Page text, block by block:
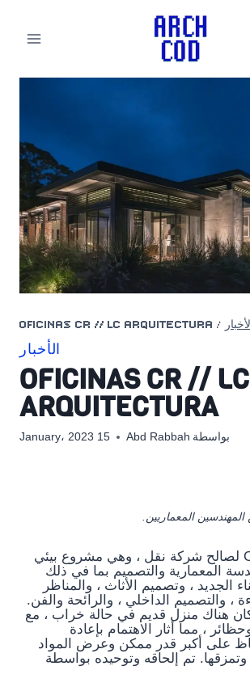
/
OFICINAS CR // LC ARQUITECTURA
الأخبار
OFICINAS CR // LC
ARQUITECTURA
بواسطة Abd Rabbah 15 January، 2023
المعماريين.
تم بناء مكاتب CR لصالح شركة نقل ، وهي مشروع بيئي
المعمارية والتصميم بما في ذلك
الجديد ، وتصميم الأثاث ، والمناظر
، والتصميم الداخلي ، والرائحة والفن.
هناك منزل قديم في حالة خراب ، مع
، مما أثار الاهتمام بإعادة
على أكبر قدر ممكن وعرض المواد
وتمزقها. تم إلحاقه وتوحيده بواسطة